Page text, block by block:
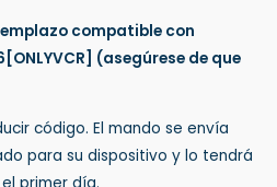
compatible con
(asegúrese de que
código. El mando se envía
para su dispositivo y lo tendrá
primer día.